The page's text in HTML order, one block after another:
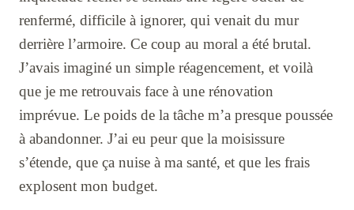
renfermé, difficile à ignorer, qui venait du mur
derrière l’armoire. Ce coup au moral a été brutal.
J’avais imaginé un simple réagencement, et voilà
que je me retrouvais face à une rénovation
imprévue. Le poids de la tâche m’a presque poussée
à abandonner. J’ai eu peur que la moisissure
s’étende, que ça nuise à ma santé, et que les frais
explosent mon budget.